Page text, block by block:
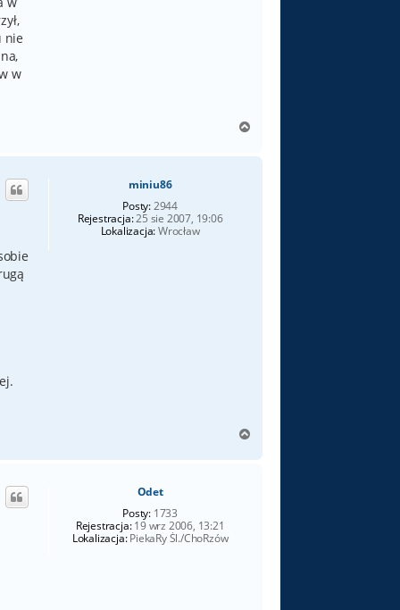
nie
w
g
miniu86
Posty:2944
Rejestracja:25 sie 2007, 19:06
Lokalizacja:Wrocław
g
Odet
Posty: 1733
Rejestracja:19 wrz 2006, 13:21
Lokalizacja:PiekaRy Śl./ChoRzów